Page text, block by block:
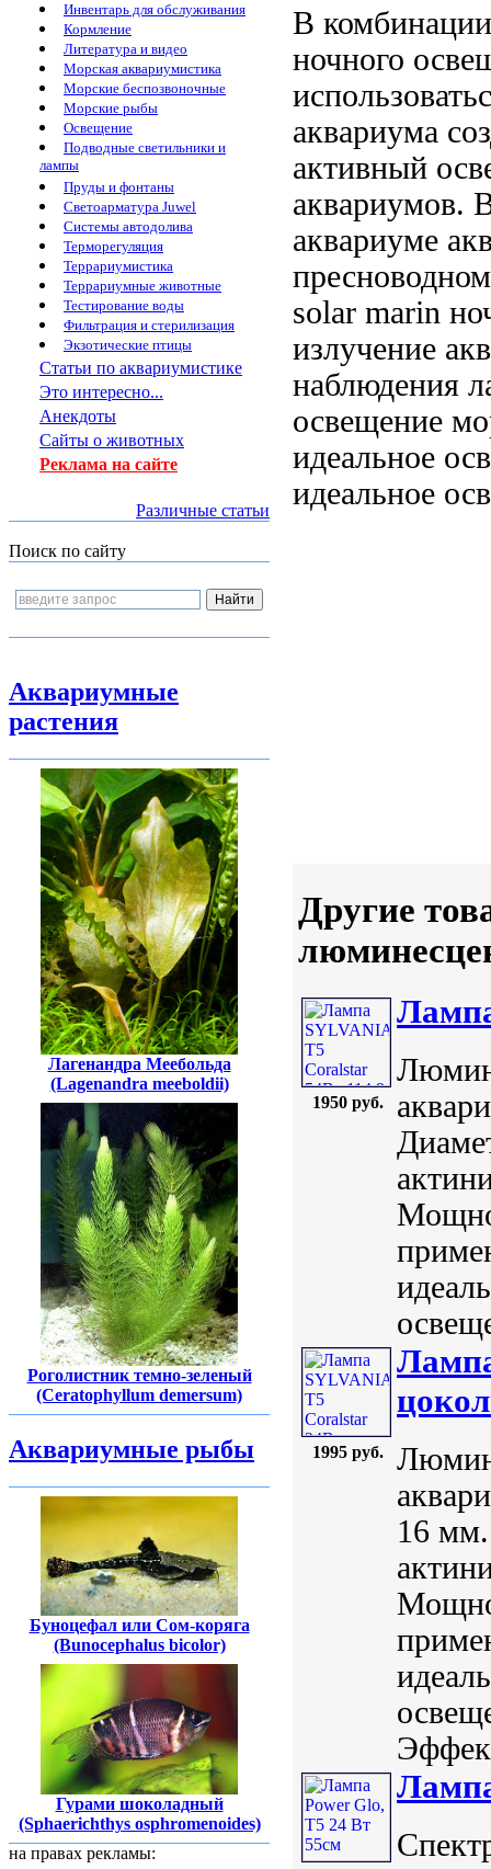
Инвентарь для обслуживания
Кормление
Литература и видео
Морская аквариумистика
Морские беспозвоночные
Морские рыбы
Освещение
Подводные светильники и
лампы
Пруды и фонтаны
Светоарматура Juwel
Системы автодолива
Терморегуляция
Террариумистика
Террариумные животные
Тестирование воды
Фильтрация и стерилизация
Экзотические птицы
Статьи по аквариумистике
Это интересно...
Анекдоты
Сайты о животных
Реклама на сайте
Различные статьи
Поиск по сайту
Аквариумные
растения
Лагенандра Меебольда
(Lagenandra meeboldii)
Роголистник темно-зеленый
(Ceratophyllum demersum)
Аквариумные рыбы
Буноцефал или Сом-коряга
(Bunocephalus bicolor)
Гурами шоколадный
(Sphaerichthys osphromenoides)
на правах рекламы:
В
ночного
аквариума
активный
аквариумов.
аквариуме
solar marin
излучение
наблюдения
освещение
идеальное
идеальное
Другие
1950 руб.
1995 руб.
16